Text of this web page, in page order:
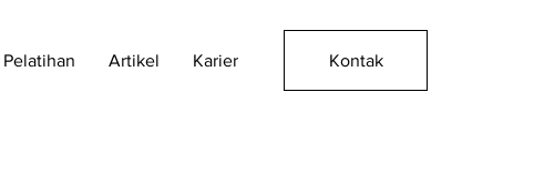
Pelatihan Artikel Karier Kontak